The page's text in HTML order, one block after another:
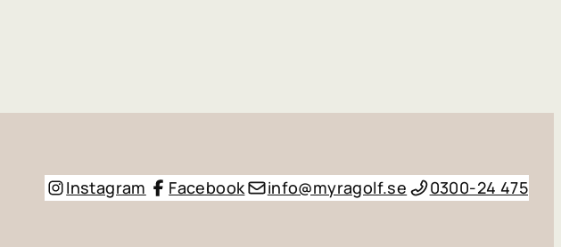
Instagram Facebook info@myragolf.se 0300-24 475